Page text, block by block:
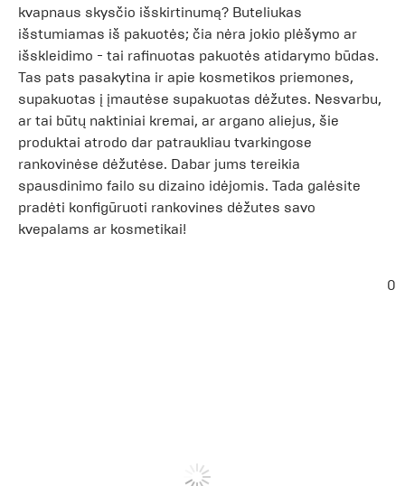
kvapnaus skysčio išskirtinumą? Buteliukas
išstumiamas iš pakuotės; čia nėra jokio plėšymo ar
išskleidimo - tai rafinuotas pakuotės atidarymo būdas.
Tas pats pasakytina ir apie kosmetikos priemones,
supakuotas į įmautėse supakuotas dėžutes. Nesvarbu,
ar tai būtų naktiniai kremai, ar argano aliejus, šie
produktai atrodo dar patraukliau tvarkingose
rankovinėse dėžutėse. Dabar jums tereikia
spausdinimo failo su dizaino idėjomis. Tada galėsite
pradėti konfigūruoti rankovines dėžutes savo
kvepalams ar kosmetikai!
0